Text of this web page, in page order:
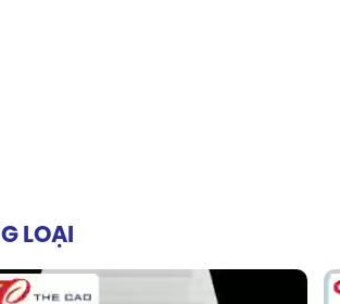
LOẠI